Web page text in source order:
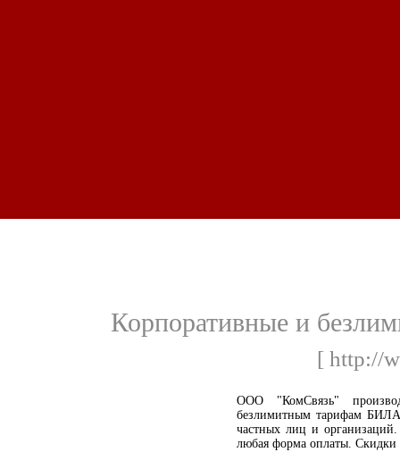
Корпоративные и
[ http://
ООО "КомСвязь"
безлимитным тарифам
частных лиц и
любая форма оплаты.